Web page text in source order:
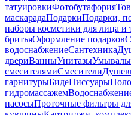
татуировкиФотобутафория
маскарадаПодаркиПодарки,
наборы косметики для лица и
бритьяОформление подарков
водоснабжениеСантехника
двериВанныУнитазы
смесителямиСмесители
гарнитурыБидеПиссуары
гидромассажем
насосыПроточные фильтры